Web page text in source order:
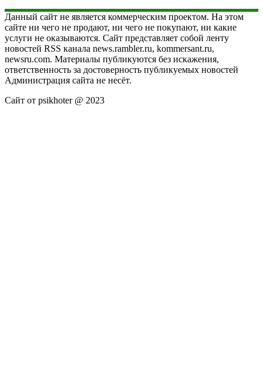
Данный сайт не является коммерческим проектом. На этом
сайте ни чего не продают, ни чего не покупают, ни какие
услуги не оказываются. Сайт представляет собой ленту
новостей RSS канала news.rambler.ru, kommersant.ru,
newsru.com. Материалы публикуются без искажения,
ответственность за достоверность публикуемых новостей
Администрация сайта не несёт.
Сайт от psikhoter @ 2023